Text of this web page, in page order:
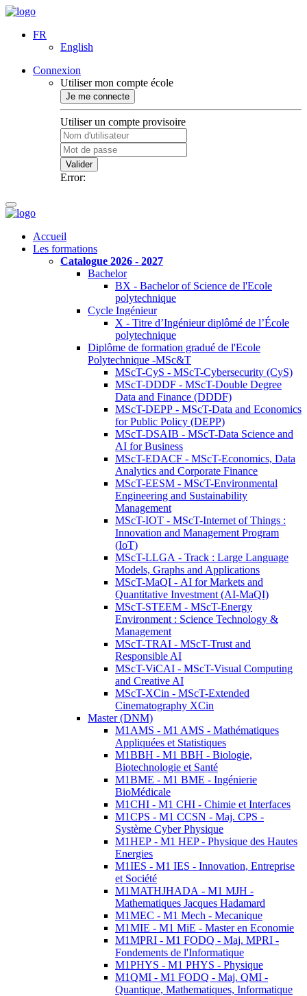
FR
English
Connexion
Utiliser mon compte école
Je me connecte
Utiliser un compte provisoire
Valider
Error:
Accueil
Les formations
Catalogue 2026 - 2027
Bachelor
BX - Bachelor of Science de l'Ecole
polytechnique
Cycle Ingénieur
X - Titre d’Ingénieur diplômé de l’École
polytechnique
Diplôme de formation gradué de l'Ecole
Polytechnique -MSc&T
MScT-CyS - MScT-Cybersecurity (CyS)
MScT-DDDF - MScT-Double Degree
Data and Finance (DDDF)
MScT-DEPP - MScT-Data and Economics
for Public Policy (DEPP)
MScT-DSAIB - MScT-Data Science and
AI for Business
MScT-EDACF - MScT-Economics, Data
Analytics and Corporate Finance
MScT-EESM - MScT-Environmental
Engineering and Sustainability
Management
MScT-IOT - MScT-Internet of Things :
Innovation and Management Program
(IoT)
MScT-LLGA - Track : Large Language
Models, Graphs and Applications
MScT-MaQI - AI for Markets and
Quantitative Investment (AI-MaQI)
MScT-STEEM - MScT-Energy
Environment : Science Technology &
Management
MScT-TRAI - MScT-Trust and
Responsible AI
MScT-ViCAI - MScT-Visual Computing
and Creative AI
MScT-XCin - MScT-Extended
Cinematography XCin
Master (DNM)
M1AMS - M1 AMS - Mathématiques
Appliquées et Statistiques
M1BBH - M1 BBH - Biologie,
Biotechnologie et Santé
M1BME - M1 BME - Ingénierie
BioMédicale
M1CHI - M1 CHI - Chimie et Interfaces
M1CPS - M1 CCSN - Maj. CPS -
Système Cyber Physique
M1HEP - M1 HEP - Physique des Hautes
Energies
M1IES - M1 IES - Innovation, Entreprise
et Société
M1MATHJHADA - M1 MJH -
Mathematiques Jacques Hadamard
M1MEC - M1 Mech - Mecanique
M1MIE - M1 MiE - Master en Economie
M1MPRI - M1 FODQ - Maj. MPRI -
Fondements de l'Informatique
M1PHYS - M1 PHYS - Physique
M1QMI - M1 FODQ - Maj. QMI -
Quantique, Mathematiques, Informatique